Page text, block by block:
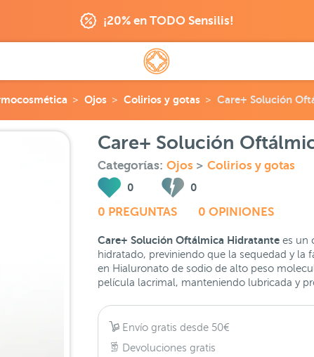
¡20% en TODO Sensilis!
Ojos Colirios y gotas Care+ Solución
Care+ Solución
Categorías: Ojos > Colirios y gotas
0 0
0 PREGUNTAS 0 OPINIONES
Care+ Solución Oftálmica Hidratantees un
hidratado, previniendo que la sequedad y la
en Hialuronato de sodio de alto peso
película lacrimal, manteniendo lubricada y
Envío gratis desde 50€
Devoluciones gratis